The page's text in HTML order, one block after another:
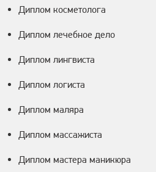
Диплом косметолога
Диплом лечебное дело
Диплом лингвиста
Диплом логиста
Диплом маляра
Диплом массажиста
Диплом мастера маникюра